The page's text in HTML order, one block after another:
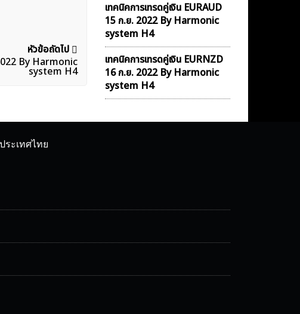
หัวข้อถัดไป
By Harmonic
system H4
เทคนิคการเทรดคู่เงิน EURAUD
15 ก.ย. 2022 By Harmonic
system H4
เทคนิคการเทรดคู่เงิน EURNZD
16 ก.ย. 2022 By Harmonic
system H4
ะเทศไทย